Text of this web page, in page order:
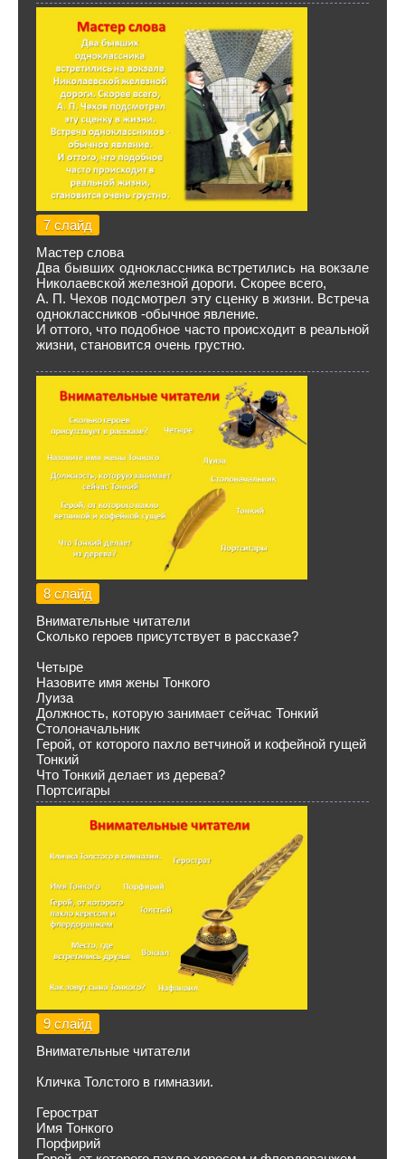
7 слайд
Мастер слова
Два бывших одноклассника встретились на вокзале
Николаевской железной доро­ги. Скорее всего,
А. П. Чехов подсмотрел эту сценку в жизни. Встреча
одноклассников -обычное явление.
И оттого, что подобное часто происходит в реальной
жизни, становится очень грустно.
8 слайд
Внимательные читатели
Сколько героев присутствует в рассказе?
Четыре
Назовите имя жены Тонкого
Луиза
Должность, которую занимает сейчас Тонкий
Столоначальник
Герой, от которого пахло ветчиной и кофейной гущей
Тонкий
Что Тонкий делает из дерева?
Портсигары
9 слайд
Внимательные читатели
Кличка Толстого в гимназии.
Герострат
Имя Тонкого
Порфирий